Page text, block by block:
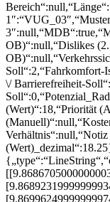
OB)“:null,“Dislikes
Soll“:2,“Fahrkomfort-
\/ Barrierefreiheit-
(Wert)“:18,“Priorität